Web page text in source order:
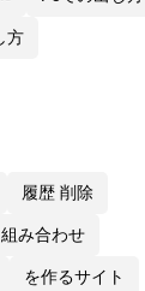
方
履歴 削除
み合わせ
を作るサイト